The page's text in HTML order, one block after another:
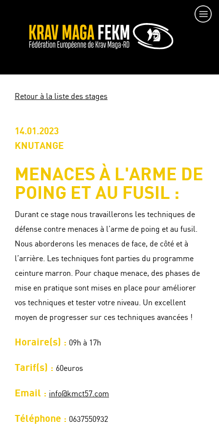
Retour à la liste des stages
14.01.2023
KNUTANGE
MENACES À L'ARME DE
POING ET AU FUSIL :
Durant ce stage nous travaillerons les techniques de
défense contre menaces à l’arme de poing et au fusil.
Nous aborderons les menaces de face, de côté et à
l’arrière. Les techniques font parties du programme
ceinture marron. Pour chaque menace, des phases de
mise en pratique sont mises en place pour améliorer
vos techniques et tester votre niveau. Un excellent
moyen de progresser sur ces techniques avancées !
Horaire(s) : 09h à 17h
Tarif(s) : 60euros
Email : info@kmct57.com
Téléphone : 0637550932